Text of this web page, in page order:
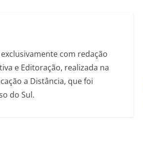
com redação
e Editoração, realizada na
a Distância, que foi
do Sul.